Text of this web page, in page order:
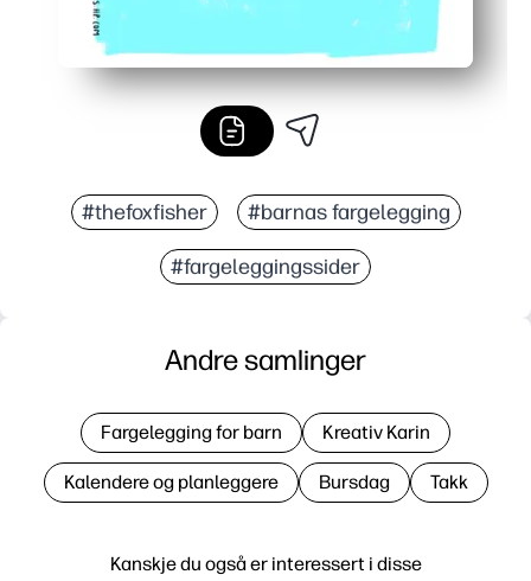
#thefoxfisher #barnas fargelegging
#fargeleggingssider
Kanskje du også er interessert i disse
Andre samlinger
Fargelegging for barn Kreativ Karin
Kalendere og planleggere Bursdag Takk